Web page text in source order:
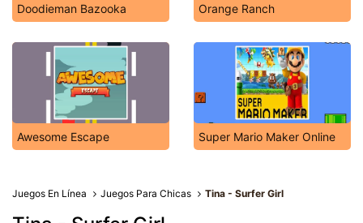
Doodieman Bazooka Orange Ranch
Awesome Escape Super Mario Maker Online
Juegos En Línea Juegos Para Chicas Tina - Surfer Girl